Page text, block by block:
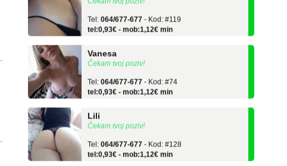
064/677-677
tel:0,93€ - mob:1,12€ min
Čekam tvoj poziv!
064/677-677
tel:0,93€ - mob:1,12€ min
Čekam tvoj poziv!
064/677-677
tel:0,93€ - mob:1,12€ min